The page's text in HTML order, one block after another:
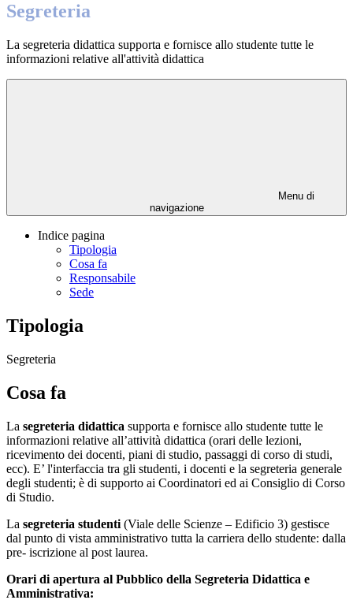
Segreteria
La segreteria didattica supporta e fornisce allo studente tutte le
informazioni relative all'attività didattica
Menu di
navigazione
Indice pagina
Tipologia
Cosa fa
Responsabile
Sede
Tipologia
Segreteria
Cosa fa
La segreteria didattica supporta e fornisce allo studente tutte le
informazioni relative all’attività didattica (orari delle lezioni,
ricevimento dei docenti, piani di studio, passaggi di corso di studi,
ecc). E’ l'interfaccia tra gli studenti, i docenti e la segreteria generale
degli studenti; è di supporto ai Coordinatori ed ai Consiglio di Corso
di Studio.
La segreteria studenti (Viale delle Scienze – Edificio 3) gestisce
dal punto di vista amministrativo tutta la carriera dello studente: dalla
pre- iscrizione al post laurea.
Orari di apertura al Pubblico della Segreteria Didattica e
Amministrativa: